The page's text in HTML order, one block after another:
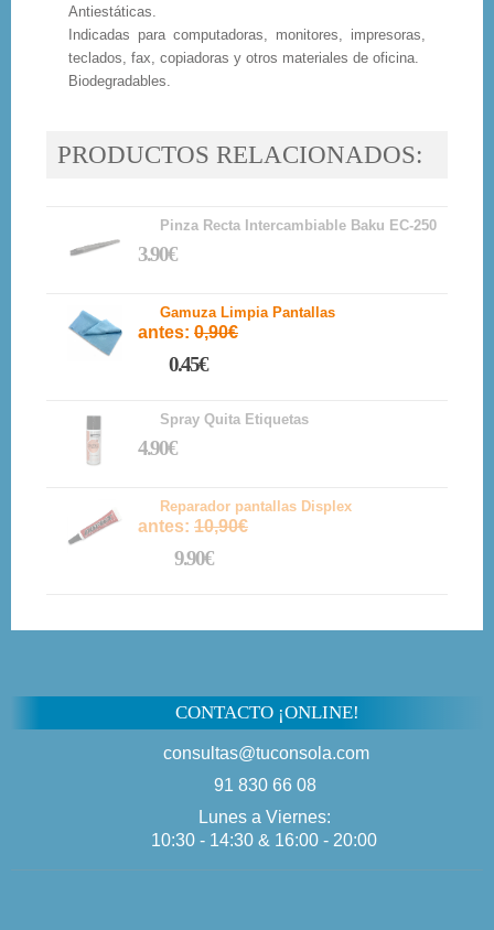
Antiestáticas.
Indicadas para computadoras, monitores, impresoras,
teclados, fax, copiadoras y otros materiales de oficina.
Biodegradables.
PRODUCTOS RELACIONADOS:
Pinza Recta Intercambiable Baku EC-250
3.90€
Gamuza Limpia Pantallas
antes: 0,90€
0.45€
Spray Quita Etiquetas
4.90€
Reparador pantallas Displex
antes: 10,90€
9.90€
CONTACTO ¡ONLINE!
consultas@tuconsola.com
91 830 66 08
Lunes a Viernes:
10:30 - 14:30 & 16:00 - 20:00